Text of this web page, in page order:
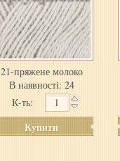
21-пряжене молоко
В наявності: 24
К-ть:
Купити